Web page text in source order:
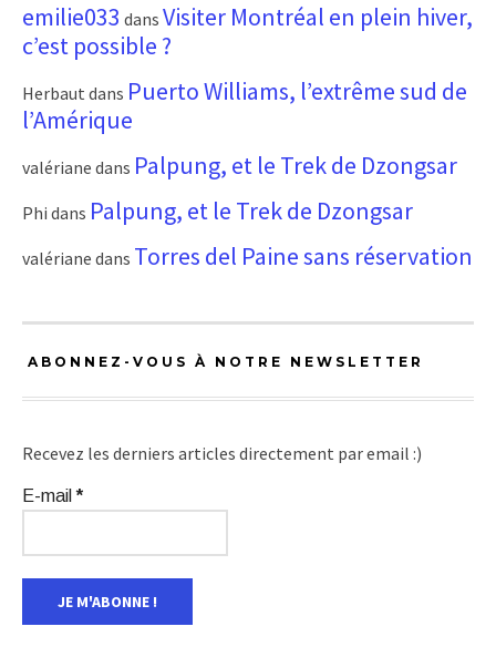
emilie033 dans Visiter Montréal en plein hiver,
c’est possible ?
Herbaut dans Puerto Williams, l’extrême sud de
l’Amérique
valériane dans Palpung, et le Trek de Dzongsar
Phi dans Palpung, et le Trek de Dzongsar
valériane dans Torres del Paine sans réservation
ABONNEZ-VOUS À NOTRE NEWSLETTER
Recevez les derniers articles directement par email :)
E-mail*